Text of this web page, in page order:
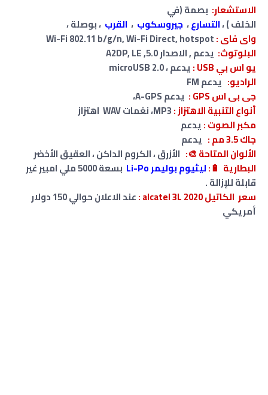
الاستشعار: بصمة (في
الخلف ) ،التسارع، جيروسكوب ، القرب ، بوصلة ،
واى فاى :Wi-Fi 802.11 b/g/n, Wi-Fi Direct, hotspot
البلوتوث: يدعم , الاصدار 5.0, A2DP, LE
يو اس بي USB :
يدعم ، microUSB 2.0
الراديو: يدعم FM
جى بى اس GPS :
يدعم A-GPS،
أنواع التنبية الاهتزاز :
مكبر الصوت :يدعم
جاك 3.5 مم
: يدعم
الألوان المتاحة 🎨: الأزرق ، الكروم الداكن ، العقيق الأخضر
البطارية 🔋
:ليثيوم بوليمر Li-Po بسعة 5000 ملي امبير
غير
قابلة للإزالة .
سعر الكاتيل alcatel 3L 2020 :
عند الاعلان حوالي 150 دولار
أمريكي